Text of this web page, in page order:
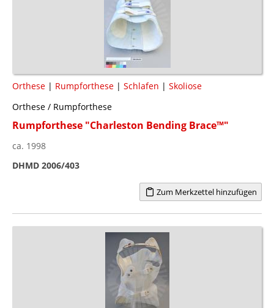
Orthese | Rumpforthese | Schlafen | Skoliose
Orthese / Rumpforthese
Rumpforthese "Charleston Bending Brace™"
ca. 1998
DHMD 2006/403
Zum Merkzettel hinzufügen